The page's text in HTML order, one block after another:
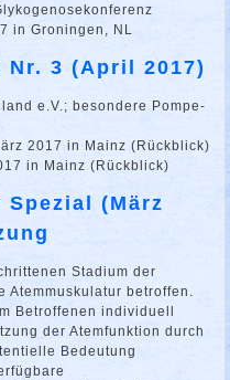
in Groningen, NL
3 (April 2017)
e.V.; besondere Pompe-
2017 in Mainz (Rückblick)
in Mainz (Rückblick)
(März
Stadium der
Atemmuskulatur betroffen.
Betroffenen individuell
der Atemfunktion durch
Bedeutung